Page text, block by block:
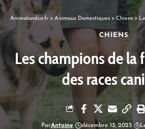
Animalandco.fr > Animaux Domestiques > Chiens >
CHIENS
Les champions de
des races
ParAntoine décembre 13, 2023